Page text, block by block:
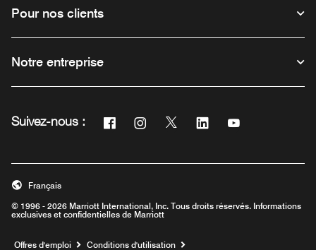
Pour nos clients
Notre entreprise
Suivez-nous : Facebook
Ouvre une nouvelle fenêtre
Instagram
Ouvre une nouvelle fenêtre
Twitter
Ouvre une nouvelle fenêtre
Linkedin
Ouvre une nouvelle
Ouvre une
© 1996 - 2026 Marriott International, Inc. Tous droits réservés. Informations
exclusives et confidentielles de Marriott
Français
Offres d'emploi Ouvre une nouvelle fenêtre
Conditions d'utilisation